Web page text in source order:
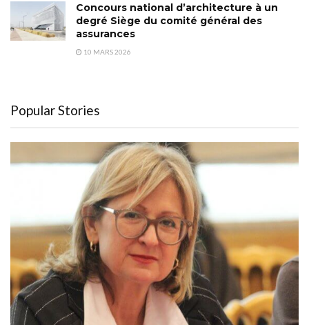
Concours national d’architecture à un
degré Siège du comité général des
assurances
10 MARS 2026
Popular Stories